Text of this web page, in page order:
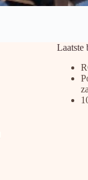
Laatste